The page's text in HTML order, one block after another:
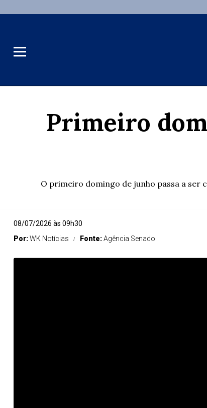
Primeiro
O primeiro domingo de junho passa a ser
08/07/2026 às 09h30
Por:WK Notícias Fonte:Agência Senado